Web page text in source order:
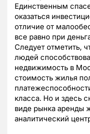
Единственным
оказаться
отличие от
все равно при
Следует отметить,
людей
недвижимость в
стоимость жилья
класса. Но и здесь
виде рынка аренды
аналитический